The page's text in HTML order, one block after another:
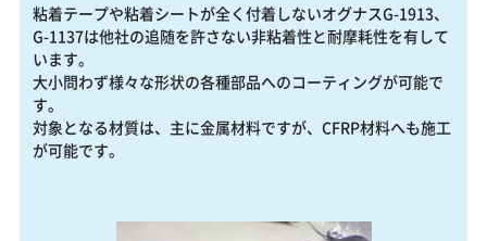
粘着テープや粘着シートが全く付着しないオグナスG-1913、
G-1137は他社の追随を許さない非粘着性と耐摩耗性を有して
います。
大小問わず様々な形状の各種部品へのコーティングが可能で
す。
対象となる材質は、主に金属材料ですが、CFRP材料へも施工
が可能です。